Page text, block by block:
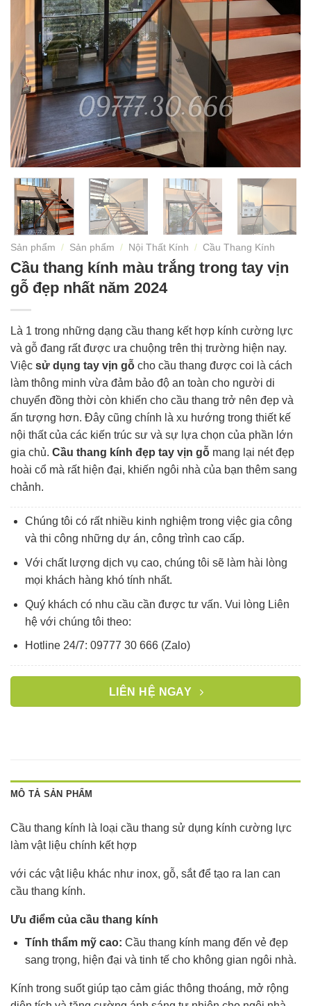
Sản phẩm / Sản phẩm / Nội Thất Kính / Cầu Thang Kính
Cầu thang kính màu trắng trong tay vịn
gỗ đẹp nhất năm 2024
Là 1 trong những dạng cầu thang kết hợp kính cường lực
và gỗ đang rất được ưa chuộng trên thị trường hiện nay.
Việc sử dụng tay vịn gỗ cho cầu thang được coi là cách
làm thông minh vừa đảm bảo độ an toàn cho người di
chuyển đồng thời còn khiến cho cầu thang trở nên đẹp và
ấn tượng hơn. Đây cũng chính là xu hướng trong thiết kế
nội thất của các kiến trúc sư và sự lựa chọn của phần lớn
gia chủ. Cầu thang kính đẹp tay vịn gỗ mang lại nét đẹp
hoài cổ mà rất hiện đại, khiến ngôi nhà của bạn thêm sang
chảnh.
Chúng tôi có rất nhiều kinh nghiệm trong việc gia công
và thi công những dự án, công trình cao cấp.
Với chất lượng dịch vụ cao, chúng tôi sẽ làm hài lòng
mọi khách hàng khó tính nhất.
Quý khách có nhu cầu cần được tư vấn. Vui lòng Liên
hệ với chúng tôi theo:
Hotline 24/7: 09777 30 666 (Zalo)
LIÊN HỆ NGAY
MÔ TẢ SẢN PHẨM
Cầu thang kính là loại cầu thang sử dụng kính cường lực
làm vật liệu chính kết hợp
với các vật liệu khác như inox, gỗ, sắt để tạo ra lan can
cầu thang kính.
Ưu điểm của cầu thang kính
Tính thẩm mỹ cao: Cầu thang kính mang đến vẻ đẹp
sang trọng, hiện đại và tinh tế cho không gian ngôi nhà.
Kính trong suốt giúp tạo cảm giác thông thoáng, mở rộng